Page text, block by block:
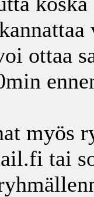
ottaa
myös
tai